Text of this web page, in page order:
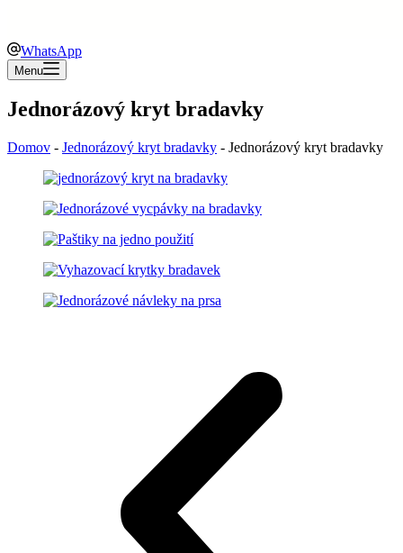
WhatsApp
Menu
Jednorázový kryt bradavky
Domov - Jednorázový kryt bradavky - Jednorázový kryt bradavky